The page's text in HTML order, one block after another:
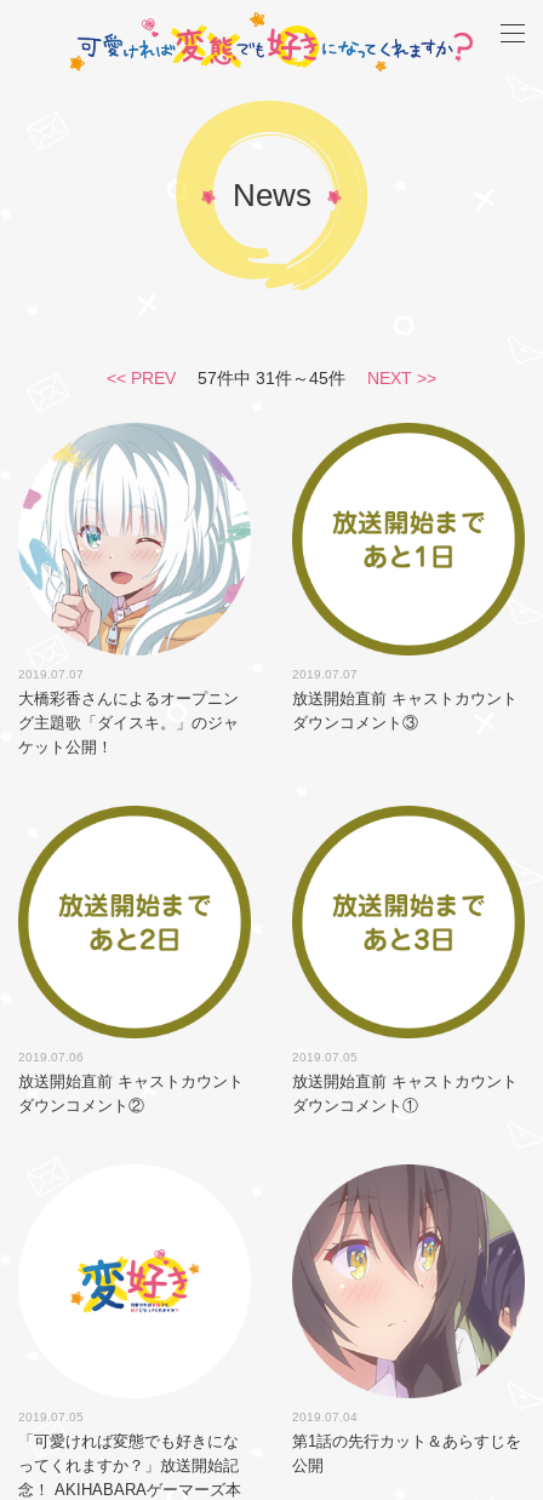
News
<< PREV 57件中 31件～45件 NEXT >>
2019.07.07
大橋彩香さんによるオープニン
グ主題歌「ダイスキ。」のジャ
ケット公開！
2019.07.07
放送開始直前 キャストカウント
ダウンコメント③
2019.07.06
放送開始直前 キャストカウント
ダウンコメント②
2019.07.05
放送開始直前 キャストカウント
ダウンコメント①
2019.07.05
「可愛ければ変態でも好きにな
ってくれますか？」放送開始記
念！ AKIHABARAゲーマーズ本
2019.07.04
第1話の先行カット＆あらすじを
公開